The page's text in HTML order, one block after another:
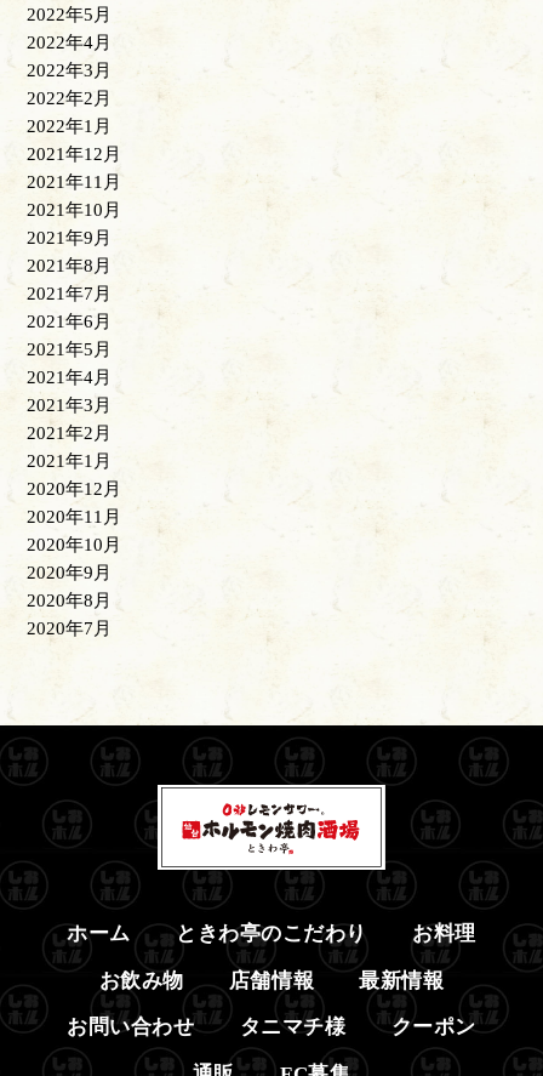
2022年5月
2022年4月
2022年3月
2022年2月
2022年1月
2021年12月
2021年11月
2021年10月
2021年9月
2021年8月
2021年7月
2021年6月
2021年5月
2021年4月
2021年3月
2021年2月
2021年1月
2020年12月
2020年11月
2020年10月
2020年9月
2020年8月
2020年7月
ホーム ときわ亭のこだわり お料理
お飲み物 店舗情報 最新情報
お問い合わせ タニマチ様 クーポン